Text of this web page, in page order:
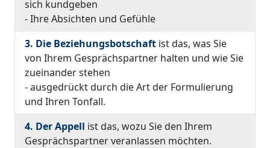
sich kundgeben
- Ihre Absichten und Gefühle
3. Die Beziehungsbotschaft ist das, was Sie
von Ihrem Gesprächspartner halten und wie Sie
zueinander stehen
- ausgedrückt durch die Art der Formulierung
und Ihren Tonfall.
4. Der Appell ist das, wozu Sie den Ihrem
Gesprächspartner veranlassen möchten.